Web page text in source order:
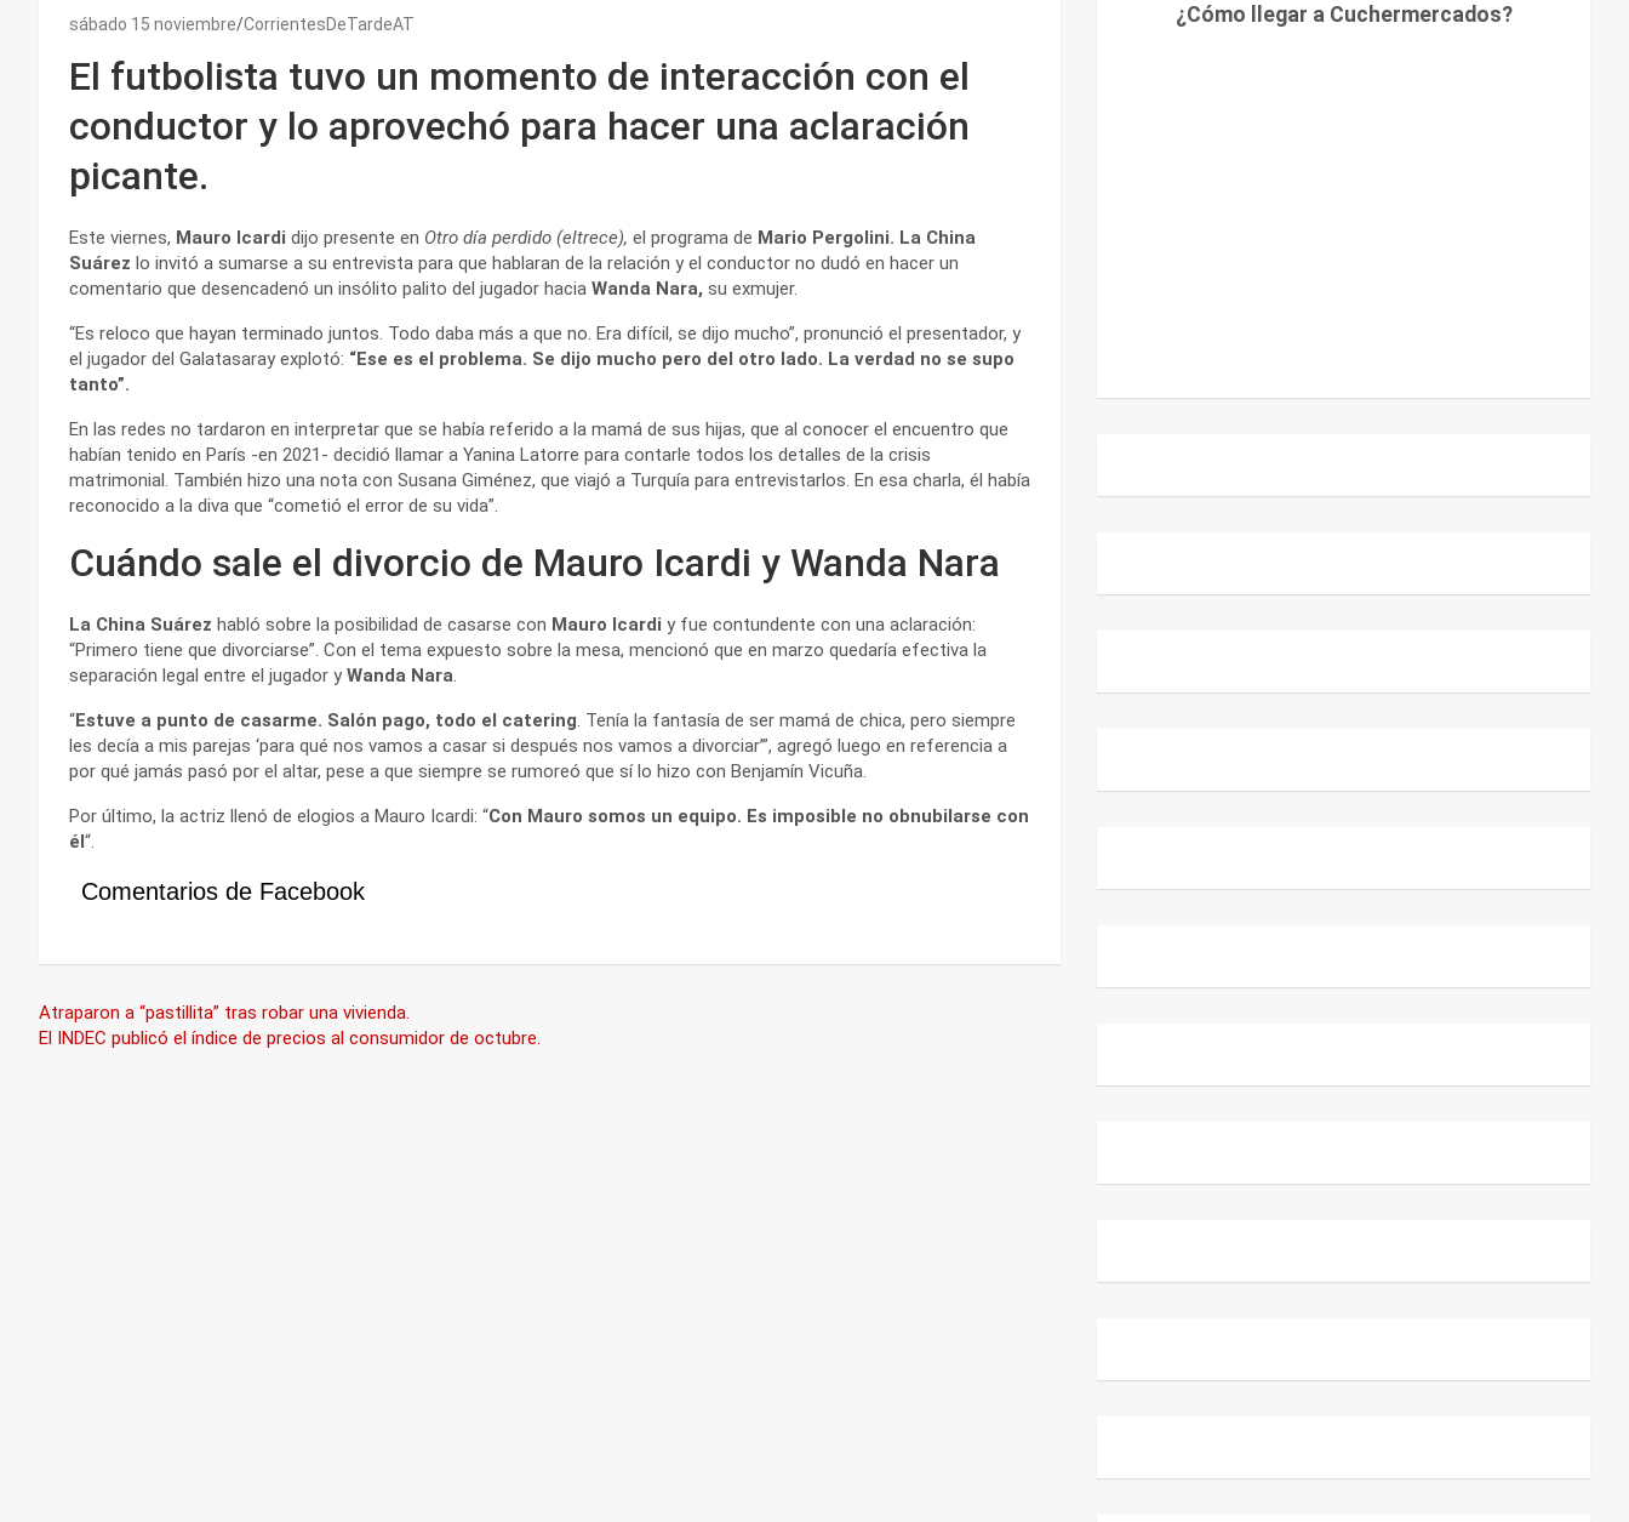
sábado 15 noviembre CorrientesDeTardeAT
El futbolista tuvo un momento de interacción con el
conductor y lo aprovechó para hacer una aclaración
picante.
Este viernes, Mauro Icardi dijo presente en Otro día perdido (eltrece), el programa de Mario Pergolini. La China
Suárez lo invitó a sumarse a su entrevista para que hablaran de la relación y el conductor no dudó en hacer un
comentario que desencadenó un insólito palito del jugador hacia Wanda Nara, su exmujer.
“Es reloco que hayan terminado juntos. Todo daba más a que no. Era difícil, se dijo mucho”, pronunció el presentador, y
el jugador del Galatasaray explotó: “Ese es el problema. Se dijo mucho pero del otro lado. La verdad no se supo
tanto”.
En las redes no tardaron en interpretar que se había referido a la mamá de sus hijas, que al conocer el encuentro que
habían tenido en París -en 2021- decidió llamar a Yanina Latorre para contarle todos los detalles de la crisis
matrimonial. También hizo una nota con Susana Giménez, que viajó a Turquía para entrevistarlos. En esa charla, él había
reconocido a la diva que “cometió el error de su vida”.
Cuándo sale el divorcio de Mauro Icardi y Wanda Nara
La China Suárez habló sobre la posibilidad de casarse con Mauro Icardi y fue contundente con una aclaración:
“Primero tiene que divorciarse”. Con el tema expuesto sobre la mesa, mencionó que en marzo quedaría efectiva la
separación legal entre el jugador yWanda Nara.
“Estuve a punto de casarme. Salón pago, todo el catering. Tenía la fantasía de ser mamá de chica, pero siempre
les decía a mis parejas ‘para qué nos vamos a casar si después nos vamos a divorciar’”, agregó luego en referencia a
por qué jamás pasó por el altar, pese a que siempre se rumoreó que sí lo hizo con Benjamín Vicuña.
Por último, la actriz llenó de elogios a Mauro Icardi: “Con Mauro somos un equipo. Es imposible no obnubilarse con
él“.
Comentarios de Facebook
Navegación
Atraparon a “pastillita” tras robar una vivienda.
El INDEC publicó el índice de precios al consumidor de octubre.
¿Cómo llegar a Cuchermercados?